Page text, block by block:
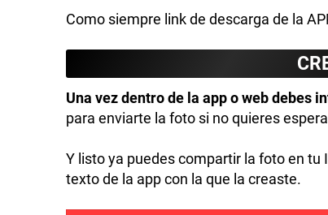
Como siempre link de descarga de la
Una vez dentro de la app o web debes
para enviarte la foto si no quieres
Y listo ya puedes compartir la foto en tu
texto de la app con la que la creaste.